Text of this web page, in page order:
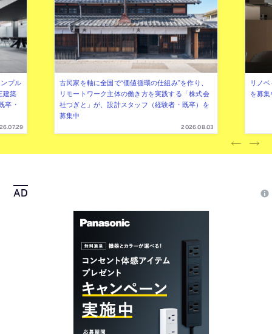
プル
建築
卒・
古民家を軸に全国で“価値循環の仕組み”を作り、
リモートワーク主体の働き方を実践する「株式会
社つぎと」が、設計スタッフ（経験者・既卒）を
募集中
2026.08.03
リノ
を募